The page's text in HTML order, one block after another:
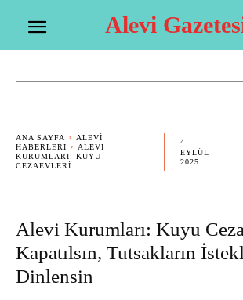
Alevi
ANA SAYFA
ALEVI
HABERLERI
ALEVI
KURUMLARI: KUYU
CEZAEVLERI...
4
EYLÜL
2025
Alevi Kurumları: Kuyu
Kapatılsın, Tutsakların
Dinlensin